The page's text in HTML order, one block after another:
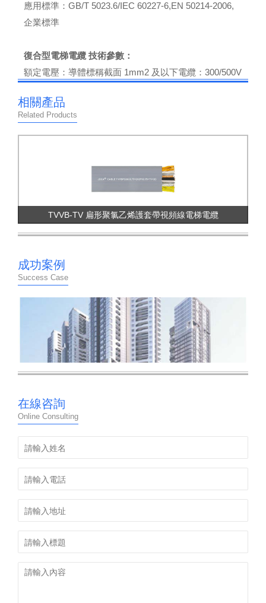
應用標準：GB/T 5023.6/IEC 60227-6,EN 50214-2006,
企業標準
復合型電梯電纜 技術參數：
額定電壓：導體標稱截面 1mm2 及以下電纜：300/500V
額定電壓，絕緣厚度：1500V；
成品測試：2000V；
額定電壓 450/750V 絕緣厚度＞ 0.6mm：2500V；
電纜敷設安裝允許彎曲半徑應不小于電纜小邊的 6 倍。
靜態曲撓實驗：符合 GB/T 5023.2 的 3.5 規定
溫度范圍：-15 至 +70℃ -15 to 70℃
阻燃測試：通過 GB/T 18380.1-2001 實驗 Pass GB/T
復合型電梯電纜 應用范圍：
適用于電梯內部作隨行懸掛自由懸掛長度不超過 80
米，及移動速度不超過 4 米 / 秒電纜，也可作為升降機
及行車用的卷筒電纜。
CABLE TVV 特性與符合性:
特性：
優異的耐曲撓柔軟彎曲性；
良好的耐油性、耐寒性、耐潮性
優異的耐磨性、承受較大的機械應力與懸掛力
符合認證：RoHS
Conductor: Meet GB 3956 Class 5 conductor standard
Insulation: PVC/D Insulation
Color recognition: conform GB 5023.1 4.1 color identi?
cation for less than 5-core cable, Conform GB 5023.1
相關產品
Related Products
TVVB-TV 扁形聚氯乙烯護套帶視頻線電梯電纜
成功案例
Success Case
在線咨詢
Online Consulting